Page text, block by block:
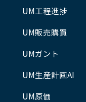
UM工程進捗
UM販売購買
UMガント
UM生産計画AI
UM原価